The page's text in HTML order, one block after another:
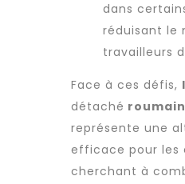
dans
réduisant le
travailleurs
Face à ces défis,
détaché
représente une
efficace pour les
cherchant à